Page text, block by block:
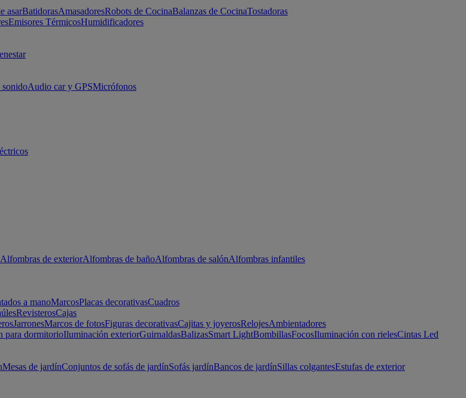
asarBatidorasAmasadoresRobots de CocinaBalanzas de CocinaTostadoras
Emisores TérmicosHumidificadores
sonidoAudio car y GPSMicrófonos
Alfombras de exteriorAlfombras de bañoAlfombras de salónAlfombras infantiles
a manoMarcosPlacas decorativasCuadros
RevisterosCajas
JarronesMarcos de fotosFiguras decorativasCajitas y joyerosRelojesAmbientadores
para dormitorioIluminación exteriorGuirnaldasBalizasSmart LightBombillasFocosIluminación con rielesCintas Led
Mesas de jardínConjuntos de sofás de jardínSofás jardínBancos de jardínSillas colgantesEstufas de exterior